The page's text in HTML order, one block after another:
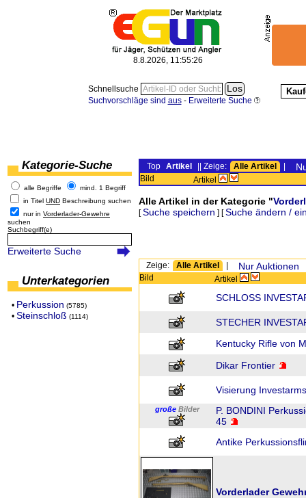
8.8.2026, 11:55:26
Schnellsuche
Suchvorschläge sind aus- Erweiterte Suche
Kategorie-Suche
alle Begriffe
mind. 1 Begriff
in Titel UND Beschreibung suchen
nur in Vorderlader-Gewehre
suchen
Suchbegriff(e)
Erweiterte Suche
Unterkategorien
• Perkussion (5785)
• Steinschloß (1114)
Top Artikel || Zeige: Alle Artikel
Bild Artikel
Alle Artikel in der Kategorie "
[Suche speichern ] [Suche ändern /
Zeige: Alle Artikel Nur Auktionen
Bild Artikel
SCHLOSS
STECHER
Kentucky Rifle von
Dikar Frontier
Visierung
große Bilder
P. BONDINI
45
Antike
Vorderlader